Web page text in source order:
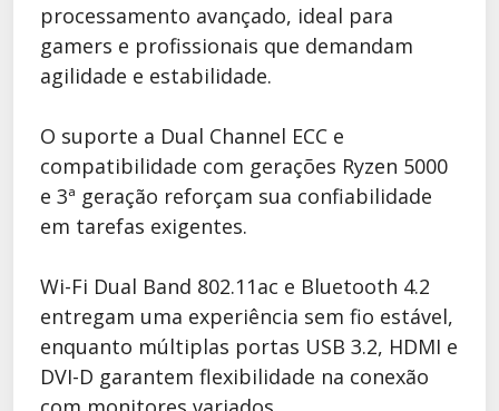
processamento avançado, ideal para
gamers e profissionais que demandam
agilidade e estabilidade.
O suporte a Dual Channel ECC e
compatibilidade com gerações Ryzen 5000
e 3ª geração reforçam sua confiabilidade
em tarefas exigentes.
Wi-Fi Dual Band 802.11ac e Bluetooth 4.2
entregam uma experiência sem fio estável,
enquanto múltiplas portas USB 3.2, HDMI e
DVI-D garantem flexibilidade na conexão